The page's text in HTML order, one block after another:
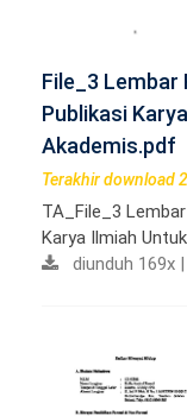
File_3
Publikasi
Akademis.pdf
Terakhir download
TA_File_3
Karya Ilmiah
diunduh 169x |